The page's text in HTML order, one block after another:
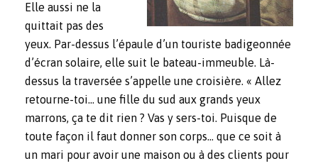
Elle aussi ne la
quittait pas des
yeux. Par-dessus l’épaule d’un touriste badigeonnée
d’écran solaire, elle suit le bateau-immeuble. Là-
dessus la traversée s’appelle une croisière. « Allez
retourne-toi… une fille du sud aux grands yeux
marrons, ça te dit rien ? Vas y sers-toi. Puisque de
toute façon il faut donner son corps… que ce soit à
un mari pour avoir une maison ou à des clients pour